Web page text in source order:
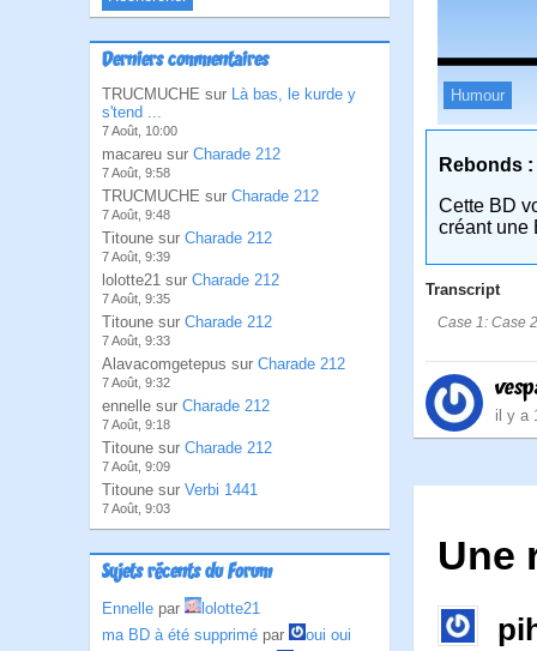
Derniers commentaires
TRUCMUCHE sur Là bas, le kurde y
s'tend ...
7 Août, 10:00
macareu sur Charade 212
7 Août, 9:58
TRUCMUCHE sur Charade 212
7 Août, 9:48
Titoune sur Charade 212
7 Août, 9:39
lolotte21 sur Charade 212
7 Août, 9:35
Titoune sur Charade 212
7 Août, 9:33
Alavacomgetepus sur Charade 212
7 Août, 9:32
ennelle sur Charade 212
7 Août, 9:18
Titoune sur Charade 212
7 Août, 9:09
Titoune sur Verbi 1441
7 Août, 9:03
Sujets récents du Forum
Ennelle par
lolotte21
ma BD à été supprimé par
oui oui
Humour
Rebonds :
Cette BD
créant une
Transcript
Case 1: Case
il y a
Une